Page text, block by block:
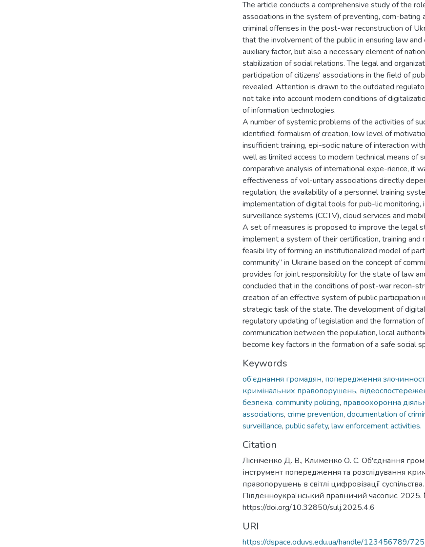
The article conducts a comprehensive study of the
associations in the system of preventing, com-bating
criminal offenses in the post-war reconstruction of
that the involvement of the public in ensuring law and
auxiliary factor, but also a necessary element of
stabilization of social relations. The legal and
participation of citizens' associations in the field of
revealed. Attention is drawn to the outdated
not take into account modern conditions of
of information technologies.
A number of systemic problems of the activities of
identified: formalism of creation, low level of
insufficient training, epi-sodic nature of interaction
well as limited access to modern technical means of
comparative analysis of international expe-rience, it
effectiveness of vol-untary associations directly
regulation, the availability of a personnel training
implementation of digital tools for pub-lic monitoring,
surveillance systems (CCTV), cloud services and
A set of measures is proposed to improve the legal
implement a system of their certification, training and
feasibi lity of forming an institutionalized model of
community” in Ukraine based on the concept of
provides for joint responsibility for the state of law
concluded that in the conditions of post-war recon-
creation of an effective system of public participation
strategic task of the state. The development of
regulatory updating of legislation and the formation
communication between the population, local
become key factors in the formation of a safe social
Keywords
об’єднання громадян, попередження
кримінальних правопорушень,
безпека, community policing, правоохоронна
associations, crime prevention, documentation of
surveillance, public safety, law enforcement activities.
Citation
Лісніченко Д. В., Клименко О. С. Об'єднання
інструмент попередження та розслідування
правопорушень в світлі цифровізації суспільства.
Південноукраїнський правничий часопис.
https://doi.org/10.32850/sulj.2025.4.6
URI
https://dspace.oduvs.edu.ua/handle/123456789/725